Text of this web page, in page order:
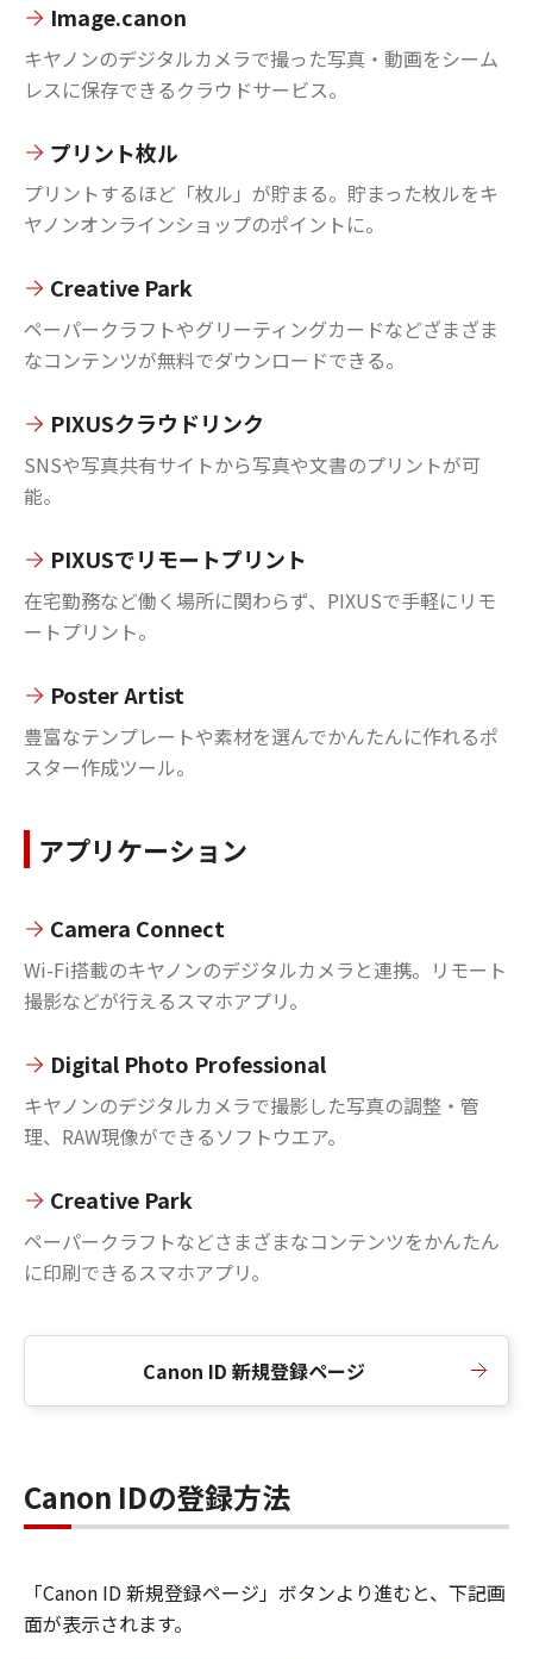
Image.canon
キヤノンのデジタルカメラで撮った写真・動画をシーム
レスに保存できるクラウドサービス。
プリント枚ル
プリントするほど「枚ル」が貯まる。貯まった枚ルをキ
ヤノンオンラインショップのポイントに。
Creative Park
ペーパークラフトやグリーティングカードなどざまざま
なコンテンツが無料でダウンロードできる。
PIXUSクラウドリンク
SNSや写真共有サイトから写真や文書のプリントが可
能。
PIXUSでリモートプリント
在宅勤務など働く場所に関わらず、PIXUSで手軽にリモ
ートプリント。
Poster Artist
豊富なテンプレートや素材を選んでかんたんに作れるポ
スター作成ツール。
アプリケーション
Camera Connect
Wi-Fi搭載のキヤノンのデジタルカメラと連携。リモート
撮影などが行えるスマホアプリ。
Digital Photo Professional
キヤノンのデジタルカメラで撮影した写真の調整・管
理、RAW現像ができるソフトウエア。
Creative Park
ペーパークラフトなどさまざまなコンテンツをかんたん
に印刷できるスマホアプリ。
Canon ID 新規登録ページ
Canon IDの登録方法
「Canon ID 新規登録ページ」ボタンより進むと、下記画
面が表示されます。